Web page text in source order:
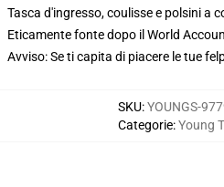
Tasca d'ingresso, coulisse e polsini a
Eticamente fonte dopo il World
Avviso: Se ti capita di piacere le tue
SKU:YOUNGS-
Categorie:Young